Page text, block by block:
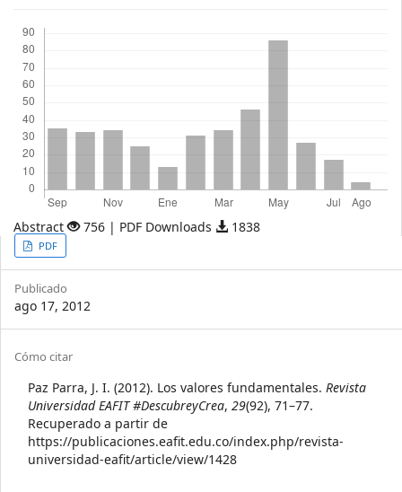
Abstract 756 | PDF Downloads 1838
Article
Sidebar
PDF
Publicado
ago 17, 2012
Article
Details
Cómo citar
Paz Parra, J. I. (2012). Los valores fundamentales. Revista
Universidad EAFIT #DescubreyCrea, 29(92), 71–77.
Recuperado a partir de
https://publicaciones.eafit.edu.co/index.php/revista-
universidad-eafit/article/view/1428